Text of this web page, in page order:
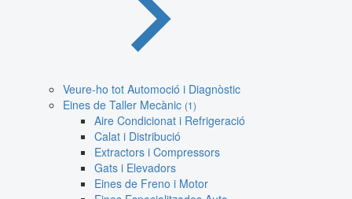
Veure-ho tot Automoció i Diagnòstic
Eines de Taller Mecànic (1)
Aire Condicionat i Refrigeració
Calat i Distribució
Extractors i Compressors
Gats i Elevadors
Eines de Freno i Motor